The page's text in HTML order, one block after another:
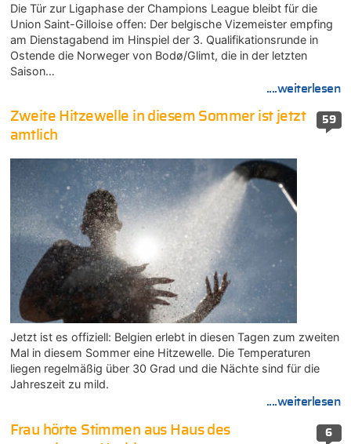
Die Tür zur Ligaphase der Champions League bleibt für die
Union Saint-Gilloise offen: Der belgische Vizemeister empfing
am Dienstagabend im Hinspiel der 3. Qualifikationsrunde in
Ostende die Norweger von Bodø/Glimt, die in der letzten
Saison…
....weiterlesen
59
Zweite Hitzewelle in diesem Sommer ist jetzt
amtlich
Jetzt ist es offiziell: Belgien erlebt in diesen Tagen zum zweiten
Mal in diesem Sommer eine Hitzewelle. Die Temperaturen
liegen regelmäßig über 30 Grad und die Nächte sind für die
Jahreszeit zu mild.
....weiterlesen
6
Frau hörte Stimmen aus Haus des